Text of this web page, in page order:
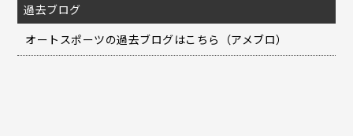
過去ブログ
オートスポーツの過去ブログはこちら（アメブロ）